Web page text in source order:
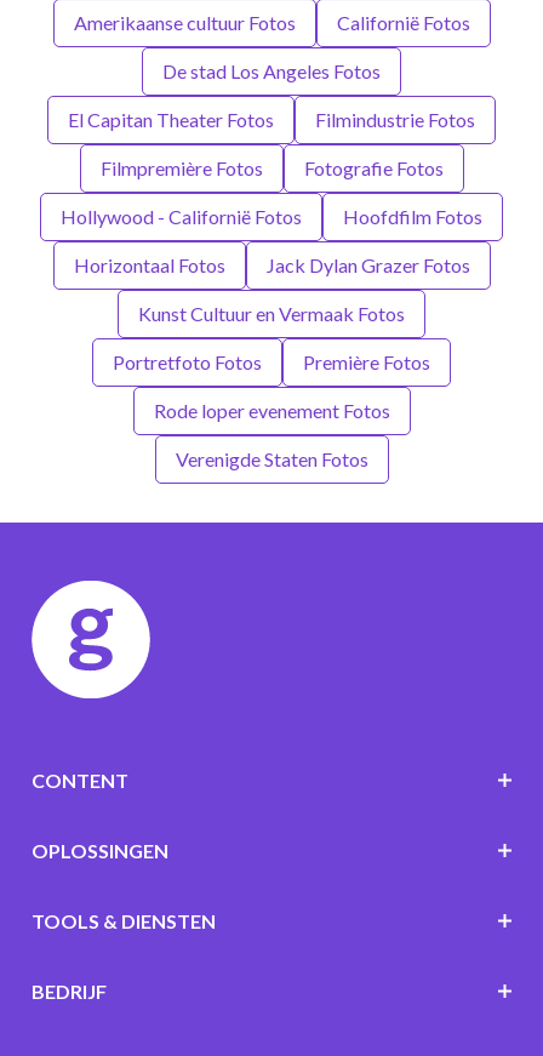
Amerikaanse cultuur Fotos Californië Fotos
De stad Los Angeles Fotos
El Capitan Theater Fotos Filmindustrie Fotos
Filmpremière Fotos Fotografie Fotos
Hollywood - Californië Fotos Hoofdfilm Fotos
Horizontaal Fotos Jack Dylan Grazer Fotos
Kunst Cultuur en Vermaak Fotos
Portretfoto Fotos Première Fotos
Rode loper evenement Fotos
Verenigde Staten Fotos
CONTENT
OPLOSSINGEN
TOOLS & DIENSTEN
BEDRIJF